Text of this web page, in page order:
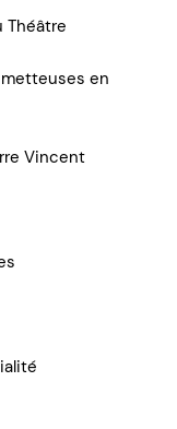
Théâtre
en
Vincent